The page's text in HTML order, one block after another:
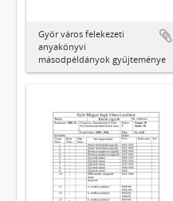
Győr város felekezeti
anyakönyvi
másodpéldányok gyűjteménye